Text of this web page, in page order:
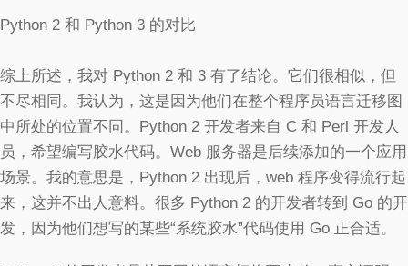
Python 2 和 Python 3 的对比
综上所述，我对 Python 2 和 3 有了结论。它们很相似，但
不尽相同。我认为，这是因为他们在整个程序员语言迁移图
中所处的位置不同。Python 2 开发者来自 C 和 Perl 开发人
员，希望编写胶水代码。Web 服务器是后续添加的一个应用
场景。我的意思是，Python 2 出现后，web 程序变得流行起
来，这并不出人意料。很多 Python 2 的开发者转到 Go 的开
发，因为他们想写的某些“系统胶水”代码使用 Go 正合适。